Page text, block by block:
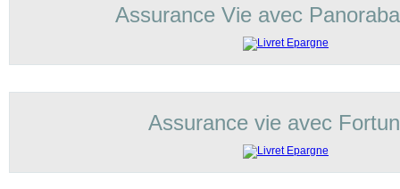
Assurance Vie avec
Assurance vie avec